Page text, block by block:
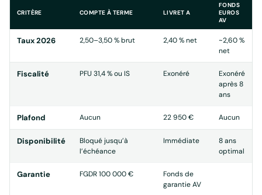
CRITÈRE COMPTE À TERME LIVRET A
FONDS
EUROS
AV
Taux 2026 2,50–3,50 % brut 2,40 % net
~2,60 %
net
Fiscalité PFU 31,4 % ou IS Exonéré
Exonéré
après 8
ans
Plafond Aucun 22 950 € Aucun
Disponibilité
Bloqué jusqu’à
l’échéance
Immédiate
8 ans
optimal
Garantie FGDR 100 000 €
Fonds de
garantie AV